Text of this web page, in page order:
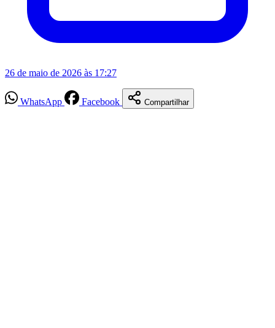
26 de maio de 2026 às 17:27
WhatsApp Facebook Compartilhar